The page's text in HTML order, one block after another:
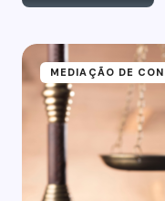
MEDIAÇÃO DE